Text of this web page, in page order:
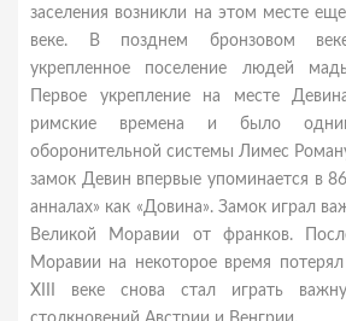
заселения возникли на этом месте
веке. В позднем бронзовом
укрепленное поселение людей
Первое укрепление на месте
римские времена и было
оборонительной системы Лимес
замок Девин впервые упоминается в
анналах» как «Довина». Замок играл
Великой Моравии от франков.
Моравии на некоторое время
XIII веке снова стал играть